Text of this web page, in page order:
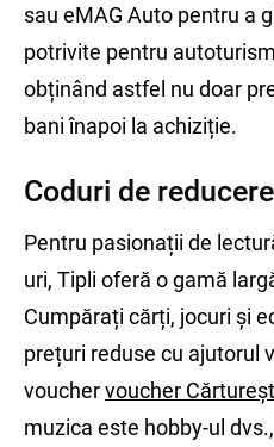
sau eMAG Auto pentru a
potrivite pentru
obținând astfel nu doar
bani înapoi la achiziție.
Coduri de
Pentru pasionații de
uri, Tipli oferă o gamă
Cumpărați cărți, jocuri și
prețuri reduse cu ajutorul
vouchervoucher
muzica este hobby-ul